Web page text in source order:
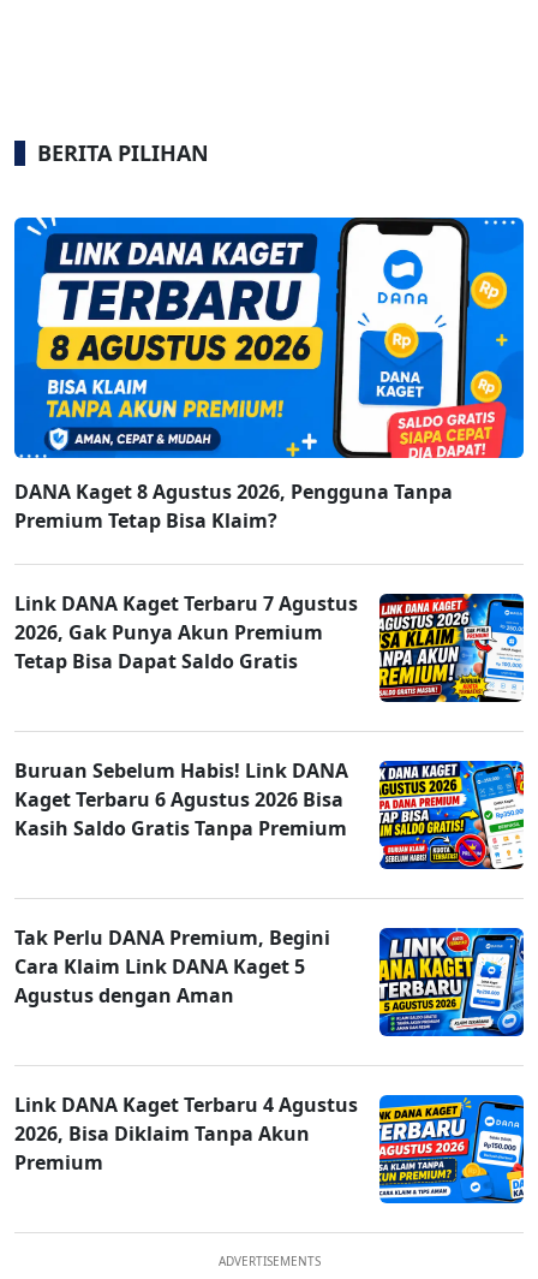
BERITA PILIHAN
DANA Kaget 8 Agustus 2026, Pengguna Tanpa
Premium Tetap Bisa Klaim?
Link DANA Kaget Terbaru 7 Agustus
2026, Gak Punya Akun Premium
Tetap Bisa Dapat Saldo Gratis
Buruan Sebelum Habis! Link DANA
Kaget Terbaru 6 Agustus 2026 Bisa
Kasih Saldo Gratis Tanpa Premium
Tak Perlu DANA Premium, Begini
Cara Klaim Link DANA Kaget 5
Agustus dengan Aman
Link DANA Kaget Terbaru 4 Agustus
2026, Bisa Diklaim Tanpa Akun
Premium
ADVERTISEMENTS